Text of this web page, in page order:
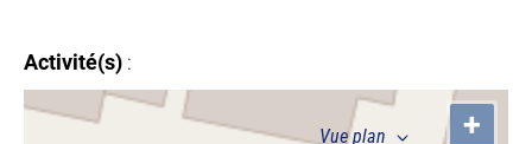
Activité(s) :
+